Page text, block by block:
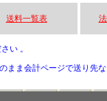
送料一覧表
い 。
ま会計ページで送り先